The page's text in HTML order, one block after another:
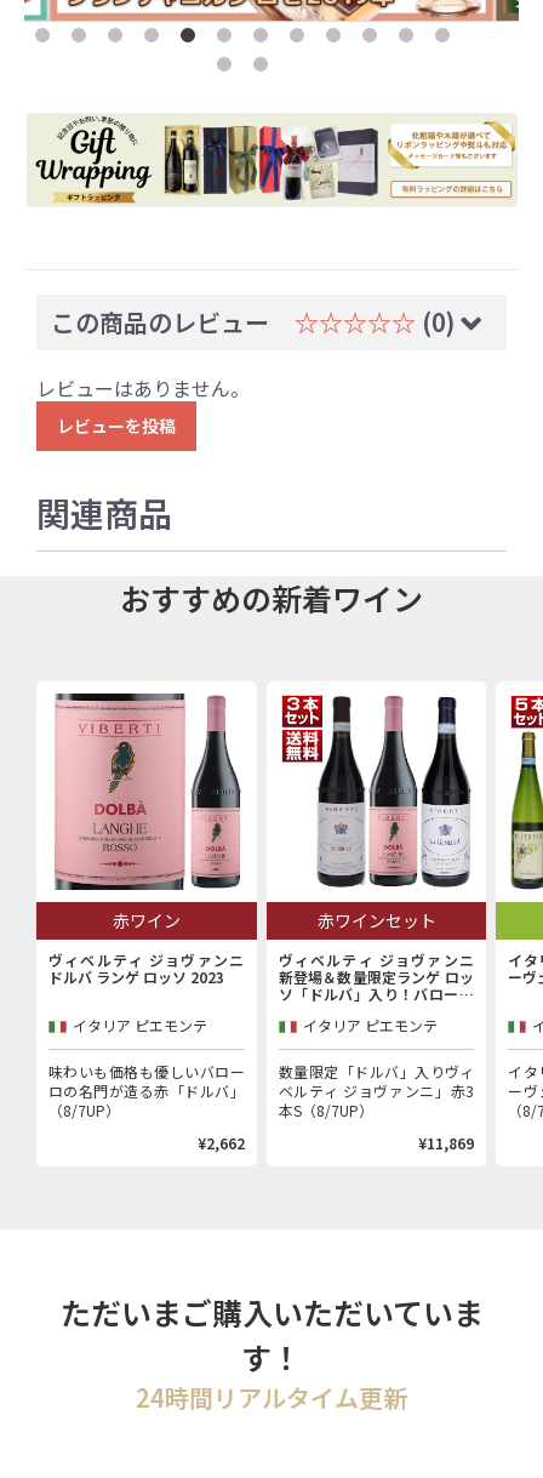
この商品のレビュー ☆☆☆☆☆ (0)
レビューはありません。
レビューを投稿
関連商品
おすすめの新着ワイン
赤ワイン
ヴィベルティ ジョヴァンニ
ドルバ ランゲ ロッソ 2023
イタリア ピエモンテ
味わいも価格も優しいバロー
ロの名門が造る赤「ドルバ」
（8/7UP）
¥2,662
赤ワインセット
ヴィベルティ ジョヴァンニ
新登場＆数量限定ランゲ ロッ
ソ「ドルバ」入り！バローロ
産者「ヴィベルティ ジョヴァ
ンニ」赤3本セット
イタリア ピエモンテ
数量限定「ドルバ」入りヴィ
ベルティ ジョヴァンニ」赤3
本S（8/7UP）
¥11,869
イタ
ーヴ
イタ
ー
（
ただいまご購入いただいていま
す！
24時間リアルタイム更新